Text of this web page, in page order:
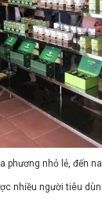
phương nhỏ lẻ, đến
nhiều người tiêu